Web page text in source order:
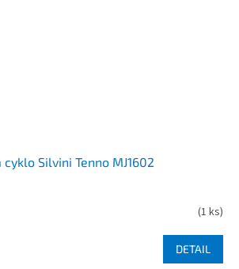
cyklo Silvini Tenno MJ1602
(1 ks)
DETAIL